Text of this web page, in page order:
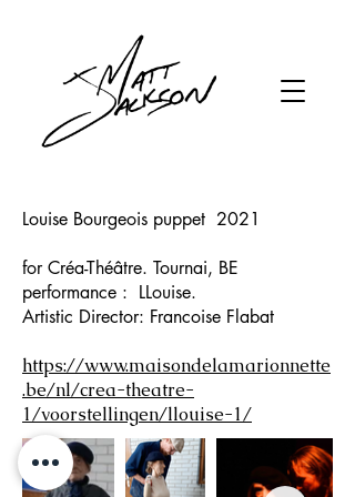
Louise Bourgeois puppet 2021
for Créa-Théâtre. Tournai, BE
performance : LLouise.
Artistic Director: Francoise Flabat
https://www.maisondelamarionnette
.be/nl/crea-theatre-
1/voorstellingen/llouise-1/